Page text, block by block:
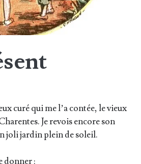
curé qui me l’a contée, le vieux
Je revois encore son
joli jar­din plein de soleil.
donner :